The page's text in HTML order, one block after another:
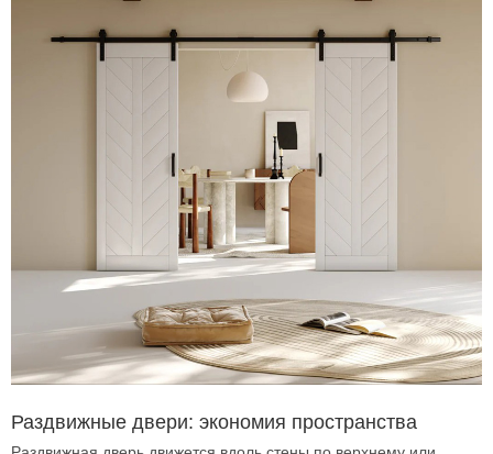
Раздвижные двери: экономия пространства